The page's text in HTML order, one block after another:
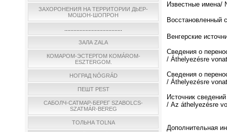
ЗАХОРОНЕНИЯ НА ТЕРРИТОРИИ ДЬЕР-
МОШОН-ШОПРОН
ЗАЛА ZALA
КОМАРОМ-ЭСТЕРГОМ KOMÁROM-
ESZTERGOM.
НОГРАД NÓGRÁD
ПЕШТ PEST
САБОЛЧ-САТМАР-БЕРЕГ SZABOLCS-
SZATMÁR-BEREG
ТОЛЬНА TOLNA
Известные имена/
Восстановленный
Венгерские
Сведения о
/ Áthelyezésre
Сведения о
/ Áthelyezésre
Источник
/ Az áthelyezésre
Дополнительная